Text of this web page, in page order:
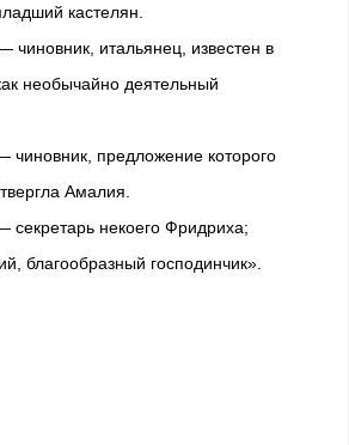
кастелян.
чиновник, итальянец, известен в
необычайно деятельный
чиновник, предложение которого
Амалия.
секретарь некоего Фридриха;
благообразный господинчик».